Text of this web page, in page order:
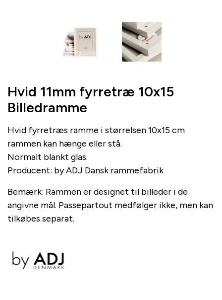
Hvid 11mm fyrretræ 10x15
Billedramme
Hvid fyrretræs ramme i størrelsen 10x15 cm
rammen kan hænge eller stå.
Normalt blankt glas.
Producent: by ADJ Dansk rammefabrik
Bemærk: Rammen er designet til billeder i de
angivne mål. Passepartout medfølger ikke, men kan
tilkøbes separat.